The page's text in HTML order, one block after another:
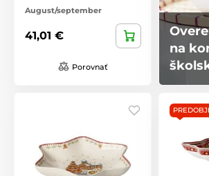
August/september
41,01 €
Porovnať
na